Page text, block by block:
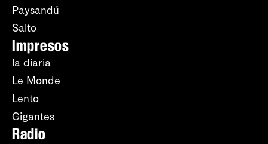
Paysandú
Salto
Impresos
la diaria
Le Monde
Lento
Gigantes
Radio